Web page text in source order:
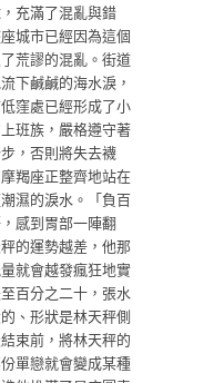
充滿了混亂與錯
城市已經因為這個
荒謬的混亂。街道
下鹹鹹的海水淚，
窪處已經形成了小
班族，嚴格遵守著
，否則將失去襪
羯座正整齊地站在
濕的淚水。「負百
感到胃部一陣翻
的運勢越差，他那
就會越發瘋狂地實
百分之二十，張水
、形狀是林天秤側
束前，將林天秤的
單戀就會變成某種